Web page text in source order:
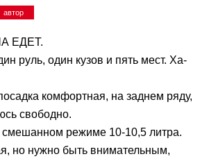
автор
ЕДЕТ.
руль, один кузов и пять мест. Ха-
комфортная, на заднем ряду,
свободно.
смешанном режиме 10-10,5 литра.
но нужно быть внимательным,